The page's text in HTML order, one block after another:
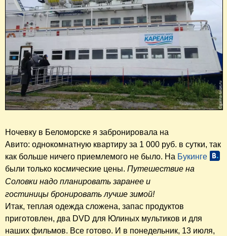
Ночевку в Беломорске я забронировала на
Авито: однокомнатную квартиру за 1 000 руб. в сутки, так
как больше ничего приемлемого не было. На Букинге
были только космические цены. Путешествие на
Соловки надо планировать заранее и
гостиницы бронировать лучше зимой!
Итак, теплая одежда сложена, запас продуктов
приготовлен, два DVD для Юлиных мультиков и для
наших фильмов. Все готово. И в понедельник, 13 июля,